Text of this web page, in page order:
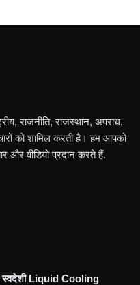
राजनीति, राजस्थान, अपराध,
को शामिल करती है। हम आपको
और वीडियो प्रदान करते हैं.
स्वदेशी Liquid Cooling